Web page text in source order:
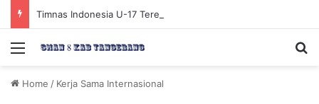
Menu
Home / Kerja Sama Internasional